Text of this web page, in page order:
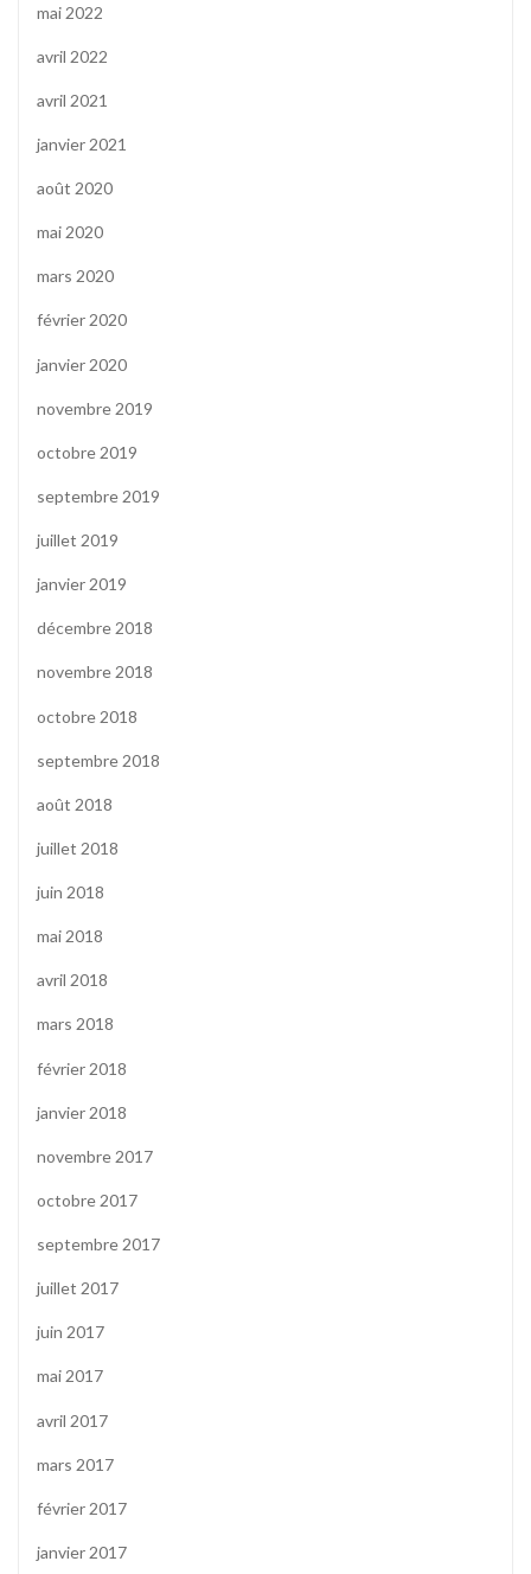
mai 2022
avril 2022
avril 2021
janvier 2021
août 2020
mai 2020
mars 2020
février 2020
janvier 2020
novembre 2019
octobre 2019
septembre 2019
juillet 2019
janvier 2019
décembre 2018
novembre 2018
octobre 2018
septembre 2018
août 2018
juillet 2018
juin 2018
mai 2018
avril 2018
mars 2018
février 2018
janvier 2018
novembre 2017
octobre 2017
septembre 2017
juillet 2017
juin 2017
mai 2017
avril 2017
mars 2017
février 2017
janvier 2017